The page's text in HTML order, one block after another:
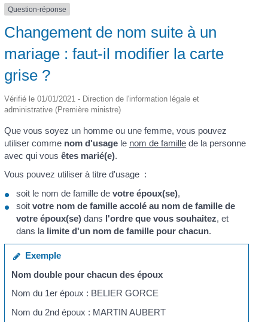
Question-réponse
Changement de nom suite à un
mariage : faut-il modifier la carte
grise ?
Vérifié le 01/01/2021 - Direction de l'information légale et
administrative (Première ministre)
Que vous soyez un homme ou une femme, vous pouvez
utiliser comme nom d'usagele nom de famillede la personne
avec qui vous êtes marié(e).
Vous pouvez utiliser à titre d'usage :
soit le nom de famille de votre époux(se),
soit votre nom de famille accolé au nom de famille de
votre époux(se)dans l'ordre que vous souhaitez, et
dans la limite d'un nom de famille pour chacun.
Exemple
Nom double pour chacun des époux
Nom du 1er époux : BELIER GORCE
Nom du 2nd époux : MARTIN AUBERT